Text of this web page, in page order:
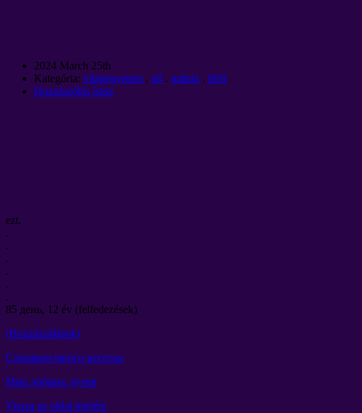
2024 March 25th
Kategória: világegyetem . nő . mátrix . férfi
Hozzászólás írása
ezt.
.
.
.
.
.
.
85 день, 12 év (felfedezések)
(Hozzászólások)
Слишком много веселья
Мир добрых духов
Vissza az oldal tetejére